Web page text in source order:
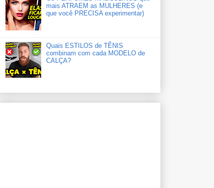
mais ATRAEM as MULHERES (e
que você PRECISA experimentar)
Quais ESTILOS de TÊNIS
combinam com cada MODELO de
CALÇA?